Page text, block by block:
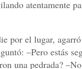
atentamente
por el lugar,
–Pero estás
una pedrada?